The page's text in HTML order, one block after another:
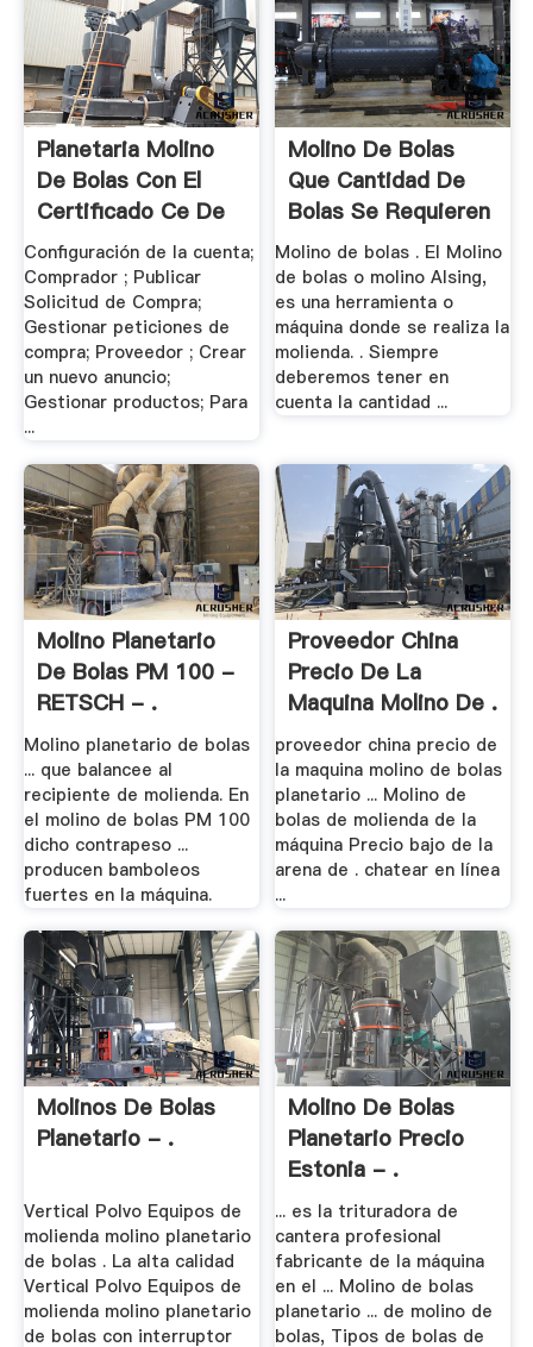
Planetaria Molino
De Bolas Con El
Certificado Ce De
...
Configuración de la cuenta;
Comprador ; Publicar
Solicitud de Compra;
Gestionar peticiones de
compra; Proveedor ; Crear
un nuevo anuncio;
Gestionar productos; Para
...
Molino De Bolas
Que Cantidad De
Bolas Se Requieren
Molino de bolas . El Molino
de bolas o molino Alsing,
es una herramienta o
máquina donde se realiza la
molienda. . Siempre
deberemos tener en
cuenta la cantidad ...
Molino Planetario
De Bolas PM 100 -
RETSCH - .
Molino planetario de bolas
... que balancee al
recipiente de molienda. En
el molino de bolas PM 100
dicho contrapeso ...
producen bamboleos
fuertes en la máquina.
Proveedor China
Precio De La
Maquina Molino De .
proveedor china precio de
la maquina molino de bolas
planetario ... Molino de
bolas de molienda de la
máquina Precio bajo de la
arena de . chatear en línea
...
Molinos De Bolas
Planetario - .
Vertical Polvo Equipos de
molienda molino planetario
de bolas . La alta calidad
Vertical Polvo Equipos de
molienda molino planetario
de bolas con interruptor
Molino De Bolas
Planetario Precio
Estonia - .
... es la trituradora de
cantera profesional
fabricante de la máquina
en el ... Molino de bolas
planetario ... de molino de
bolas, Tipos de bolas de